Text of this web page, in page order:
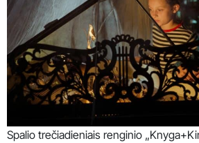
Spalio trečiadieniais renginio